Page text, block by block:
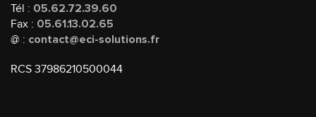
Tél : 05.62.72.39.60
Fax : 05.61.13.02.65
@ : contact@eci-solutions.fr
RCS 37986210500044